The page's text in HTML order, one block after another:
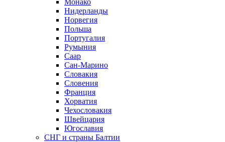
Монако
Нидерланды
Норвегия
Польша
Португалия
Румыния
Саар
Сан-Марино
Словакия
Словения
Франция
Хорватия
Чехословакия
Швейцария
Югославия
СНГ и страны Балтии